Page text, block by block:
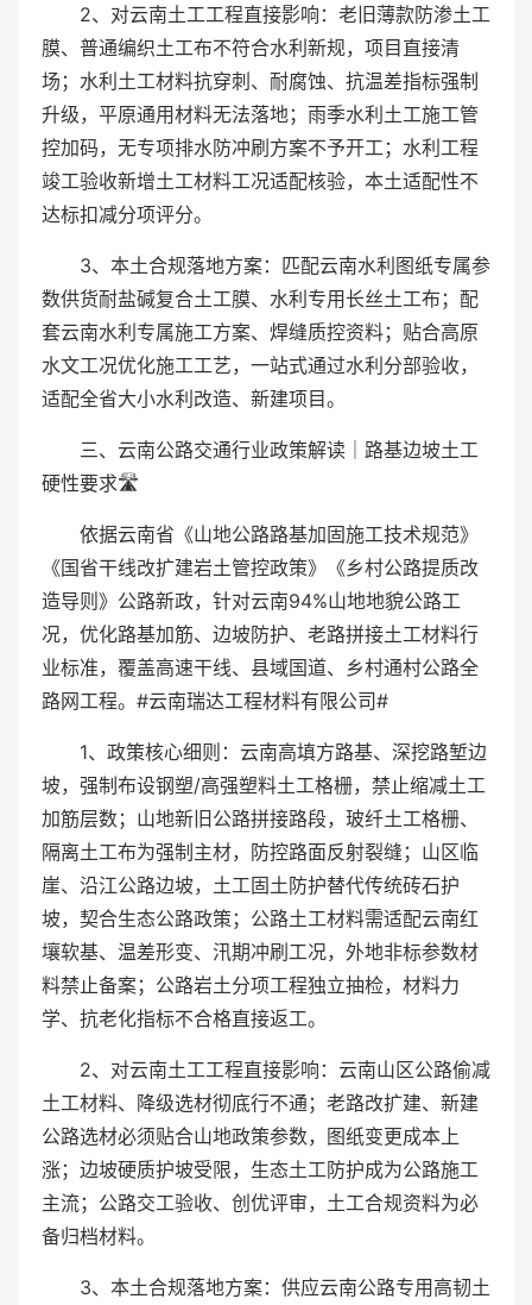
2、对云南土工工程直接影响：老旧薄款防渗土工
膜、普通编织土工布不符合水利新规，项目直接清
场；水利土工材料抗穿刺、耐腐蚀、抗温差指标强制
升级，平原通用材料无法落地；雨季水利土工施工管
控加码，无专项排水防冲刷方案不予开工；水利工程
竣工验收新增土工材料工况适配核验，本土适配性不
达标扣减分项评分。
3、本土合规落地方案：匹配云南水利图纸专属参
数供货耐盐碱复合土工膜、水利专用长丝土工布；配
套云南水利专属施工方案、焊缝质控资料；贴合高原
水文工况优化施工工艺，一站式通过水利分部验收，
适配全省大小水利改造、新建项目。
三、云南公路交通行业政策解读｜路基边坡土工
硬性要求🛣️
依据云南省《山地公路路基加固施工技术规范》
《国省干线改扩建岩土管控政策》《乡村公路提质改
造导则》公路新政，针对云南94%山地地貌公路工
况，优化路基加筋、边坡防护、老路拼接土工材料行
业标准，覆盖高速干线、县域国道、乡村通村公路全
路网工程。#云南瑞达工程材料有限公司#
1、政策核心细则：云南高填方路基、深挖路堑边
坡，强制布设钢塑/高强塑料土工格栅，禁止缩减土工
加筋层数；山地新旧公路拼接路段，玻纤土工格栅、
隔离土工布为强制主材，防控路面反射裂缝；山区临
崖、沿江公路边坡，土工固土防护替代传统砖石护
坡，契合生态公路政策；公路土工材料需适配云南红
壤软基、温差形变、汛期冲刷工况，外地非标参数材
料禁止备案；公路岩土分项工程独立抽检，材料力
学、抗老化指标不合格直接返工。
2、对云南土工工程直接影响：云南山区公路偷减
土工材料、降级选材彻底行不通；老路改扩建、新建
公路选材必须贴合山地政策参数，图纸变更成本上
涨；边坡硬质护坡受限，生态土工防护成为公路施工
主流；公路交工验收、创优评审，土工合规资料为必
备归档材料。
3、本土合规落地方案：供应云南公路专用高韧土